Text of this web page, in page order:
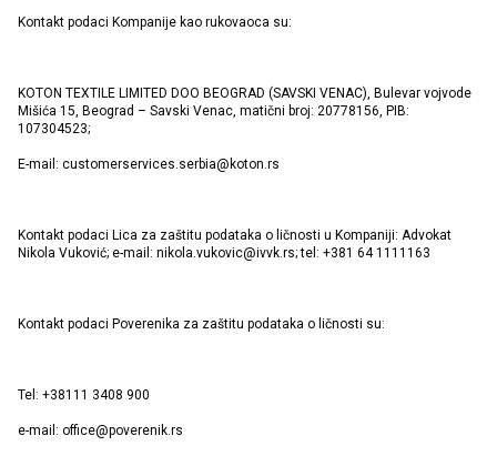
Kontakt podaci Kompanije kao rukovaoca su:
KOTON TEXTILE LIMITED DOO BEOGRAD (SAVSKI VENAC), Bulevar vojvode
Mišića 15, Beograd – Savski Venac, matični broj: 20778156, PIB:
107304523;
E-mail: customerservices.serbia@koton.rs
Kontakt podaci Lica za zaštitu podataka o ličnosti u Kompaniji: Advokat
Nikola Vuković; e-mail: nikola.vukovic@ivvk.rs; tel: +381 64 1111163
Kontakt podaci Poverenika za zaštitu podataka o ličnosti su:
Tel: +38111 3408 900
e-mail: office@poverenik.rs